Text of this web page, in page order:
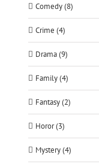
Comedy (8)
Crime (4)
Drama (9)
Family (4)
Fantasy (2)
Horor (3)
Mystery (4)